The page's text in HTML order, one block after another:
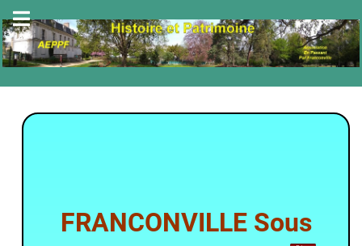
FRANCONVILLE Sous